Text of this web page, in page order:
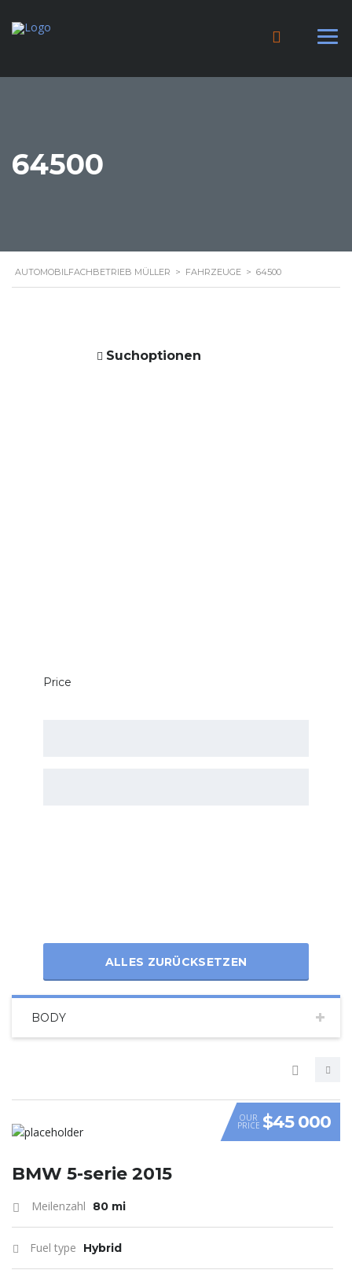
64500
AUTOMOBILFACHBETRIEB MÜLLER > FAHRZEUGE > 64500
Suchoptionen
Price
ALLES ZURÜCKSETZEN
BODY
VIDEO
OUR
PRICE $45 000
BMW 5-serie 2015
Meilenzahl 80 mi
Fuel type Hybrid